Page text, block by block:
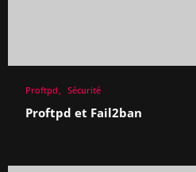
Proftpd Sécurité
Proftpd et Fail2ban